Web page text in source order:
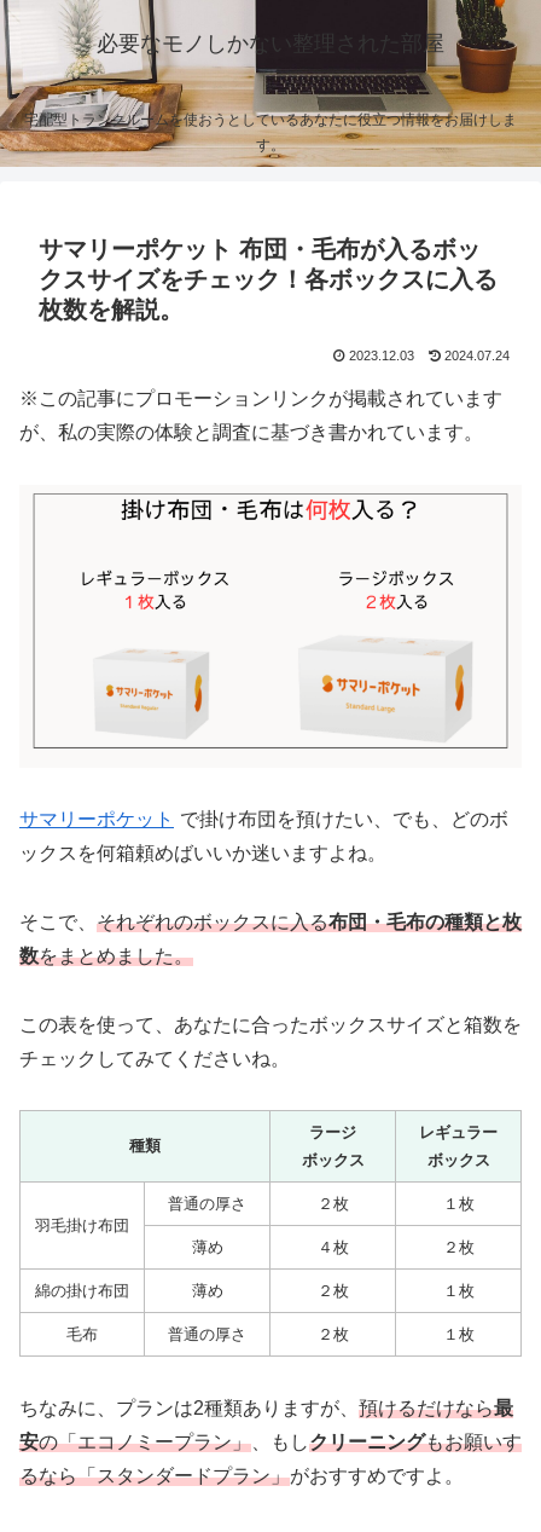
必要なモノしかない整理された部屋
宅配型トランクルームを使おうとしているあなたに役立つ情報をお届けしま
す。
サマリーポケット 布団・毛布が入るボッ
クスサイズをチェック！各ボックスに入る
枚数を解説。
2023.12.03 2024.07.24
※この記事にプロモーションリンクが掲載されています
が、私の実際の体験と調査に基づき書かれています。
サマリーポケット で掛け布団を預けたい、でも、どのボ
ックスを何箱頼めばいいか迷いますよね。
そこで、 それぞれのボックスに入る布団・毛布の種類と枚
数をまとめました。
この表を使って、あなたに合ったボックスサイズと箱数を
チェックしてみてくださいね。
種類
ラージ
ボックス
レギュラー
ボックス
羽毛掛け布団
普通の厚さ ２枚 １枚
薄め ４枚 ２枚
綿の掛け布団 薄め ２枚 １枚
毛布 普通の厚さ ２枚 １枚
ちなみに、プランは2種類ありますが、 預けるだけなら最
安の「エコノミープラン」 、もしクリーニングもお願いす
るなら「スタンダードプラン」がおすすめですよ。